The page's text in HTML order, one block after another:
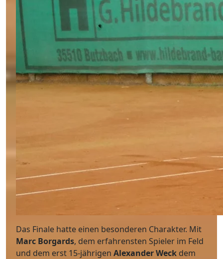
Das Finale hatte einen besonderen Charakter. Mit
Marc Borgards, dem erfahrensten Spieler im Feld
und dem erst 15-jährigen Alexander Weck dem